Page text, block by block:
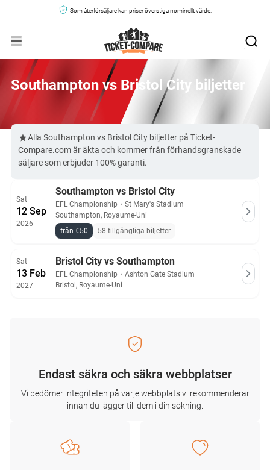
Som återförsäljare kan priser överstiga nominellt värde.
Southampton vs Bristol City biljetter
Alla Southampton vs Bristol City biljetter på Ticket-
Compare.com är äkta och kommer från förhandsgranskade
säljare som erbjuder 100% garanti.
Sat
12 Sep
2026
Southampton vs Bristol City
EFL Championship ・ St Mary's Stadium
Southampton, Royaume-Uni
från €50
58 tillgängliga biljetter
Sat
13 Feb
2027
Bristol City vs Southampton
EFL Championship ・ Ashton Gate Stadium
Bristol, Royaume-Uni
Endast säkra och säkra webbplatser
Vi bedömer integriteten på varje webbplats vi rekommenderar
innan du lägger till dem i din sökning.